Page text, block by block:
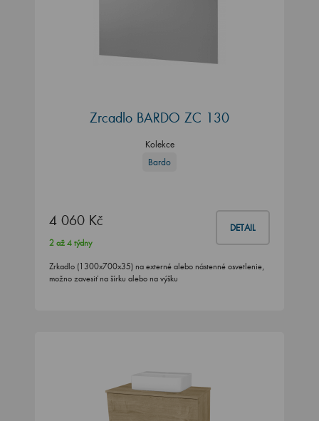
Zrcadlo BARDO ZC 130
Kolekce
Bardo
4 060 Kč DETAIL
2 až 4 týdny
Zrkadlo (1300x700x35) na externé alebo nástenné osvetlenie,
možno zavesiť na šírku alebo na výšku